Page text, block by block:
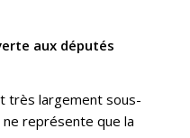
aux députés
très largement sous-
représente que la